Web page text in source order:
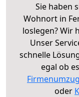
Sie haben
Wohnort in
loslegen? Wir
Unser
schnelle
egal ob
Firmenumzug
oder